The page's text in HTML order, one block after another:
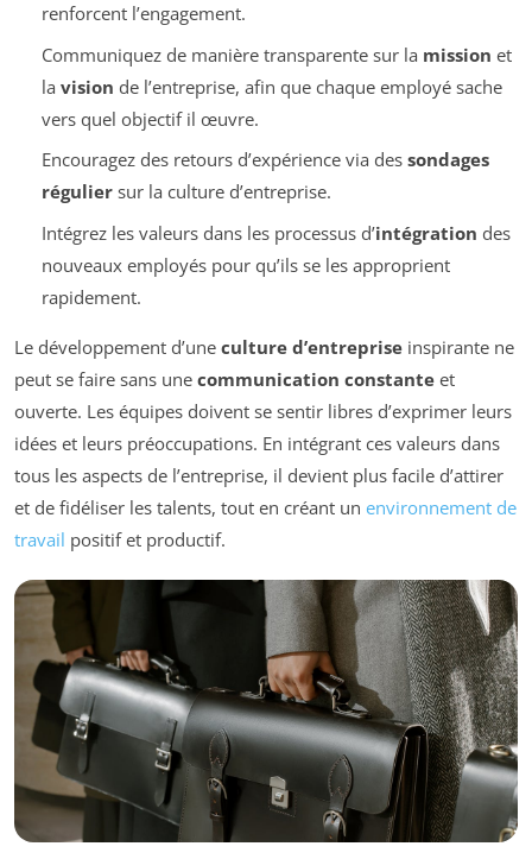
renforcent l’engagement.
Communiquez de manière transparente sur la mission et
la vision de l’entreprise, afin que chaque employé sache
vers quel objectif il œuvre.
Encouragez des retours d’expérience via des sondages
réguliersur la culture d’entreprise.
Intégrez les valeurs dans les processus d’intégration des
nouveaux employés pour qu’ils se les approprient
rapidement.
Le développement d’une culture d’entreprise inspirante ne
peut se faire sans une communication constante et
ouverte. Les équipes doivent se sentir libres d’exprimer leurs
idées et leurs préoccupations. En intégrant ces valeurs dans
tous les aspects de l’entreprise, il devient plus facile d’attirer
et de fidéliser les talents, tout en créant un environnement de
travail positif et productif.